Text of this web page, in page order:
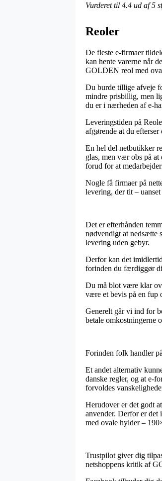
Vurderet til 4.4 ud af 5
Reoler
De fleste e-firmaer
kan hente varerne når
GOLDEN reol med
Du burde tillige afveje
mindre prisbillig, men
du er i nærheden af e-
Leveringstiden på
afgørende at du
En hel del netbutikker
glas, men vær obs på
forud for at
Nogle få firmaer på
levering, der tit –
Det er efterhånden
nødvendigt at nedsætte
levering uden gebyr.
Derfor kan det
forinden du færdiggør
Du må blot være klar
være et bevis på en fup
Generelt går vi ind for
betale omkostningerne
Forinden folk handler
Et andet alternativ
danske regler, og at e-
forvoldes
Herudover er det godt
anvender. Derfor er det
med ovale hylder –
Trustpilot giver dig
netshoppens kritik af